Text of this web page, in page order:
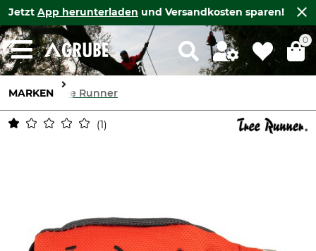
Jetzt App herunterladen und Versandkosten sparen!
0
MARKEN Tree Runner
1